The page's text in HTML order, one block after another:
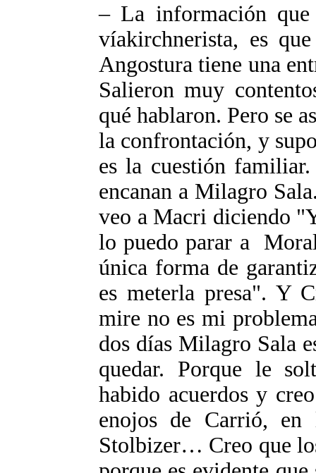
– La información que
víakirchnerista, es
Angostura tiene una
Salieron muy
qué hablaron. Pero se
la confrontación, y
es la cuestión
encanan a Milagro
veo a Macri diciendo
lo puedo parar a
única forma de
es meterla presa". Y
mire no es mi
dos días Milagro Sala
quedar. Porque le
habido acuerdos y
enojos de Carrió, en
Stolbizer… Creo que